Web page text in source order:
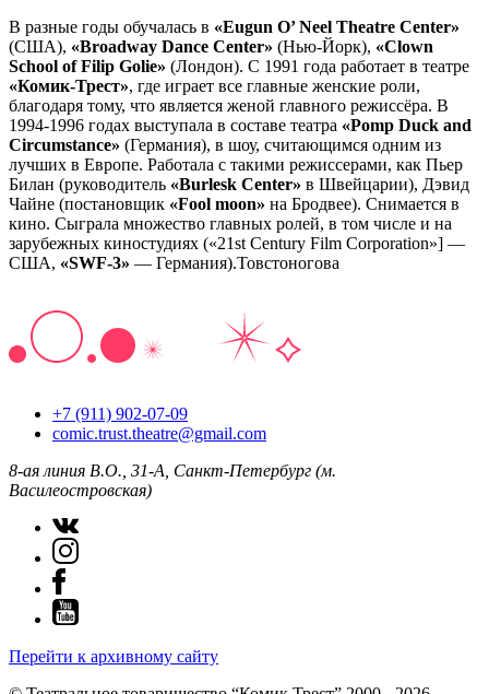
В разные годы обучалась в «Eugun О’ Neel Theatre Center»
(США), «Broadway Dance Center» (Нью-Йорк), «Clown
School of Filip Golie» (Лондон). С 1991 года работает в театре
«Комик-Трест», где играет все главные женские роли,
благодаря тому, что является женой главного режиссёра. В
1994-1996 годах выступала в составе театра «Pomp Duck and
Circumstance» (Германия), в шоу, считающимся одним из
лучших в Европе. Работала с такими режиссерами, как Пьер
Билан (руководитель «Burlesk Center» в Швейцарии), Дэвид
Чайне (постановщик «Fool moon» на Бродвее). Снимается в
кино. Сыграла множество главных ролей, в том числе и на
зарубежных киностудиях («21st Century Film Corporation»] —
США, «SWF-3» — Германия).Товстоногова
+7 (911) 902-07-09
comic.trust.theatre@gmail.com
8-ая линия В.О., 31-А, Санкт-Петербург (м.
Василеостровская)
Перейти к архивному сайту